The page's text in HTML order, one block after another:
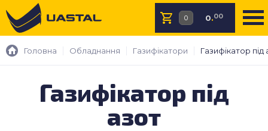
0.00
Головна Обладнання Газифікатори Газифікатор під
Газифікатор під
азот